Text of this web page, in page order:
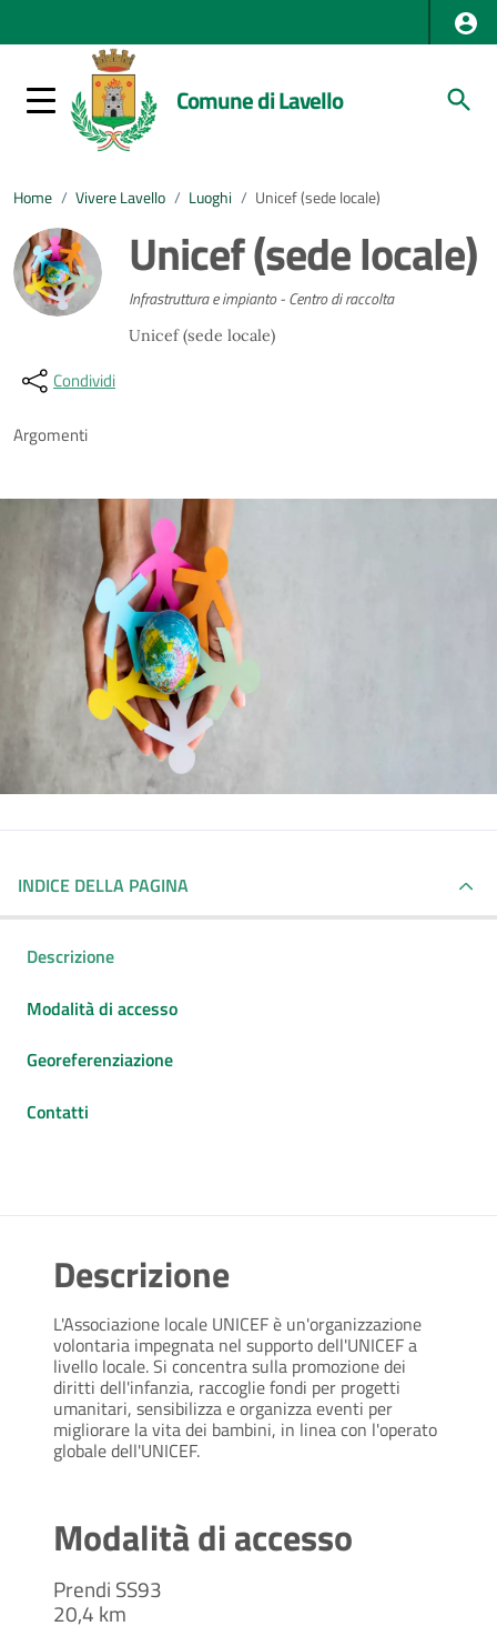
Comune di Lavello
Home / Vivere Lavello / Luoghi / Unicef (sede locale)
Unicef (sede locale)
Infrastruttura e impianto - Centro di raccolta
Unicef (sede locale)
Condividi
Argomenti
INDICE DELLA PAGINA
Descrizione
Modalità di accesso
Georeferenziazione
Contatti
Descrizione
L'Associazione locale UNICEF è un'organizzazione
volontaria impegnata nel supporto dell'UNICEF a
livello locale. Si concentra sulla promozione dei
diritti dell'infanzia, raccoglie fondi per progetti
umanitari, sensibilizza e organizza eventi per
migliorare la vita dei bambini, in linea con l'operato
globale dell'UNICEF.
Modalità di accesso
Prendi SS93
20,4 km